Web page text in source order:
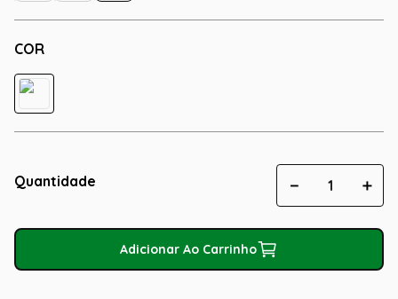
COR
Quantidade ＋
－
Adicionar Ao Carrinho